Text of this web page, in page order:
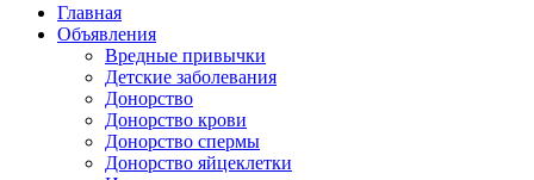
Главная
Объявления
Вредные привычки
Детские заболевания
Донорство
Донорство крови
Донорство спермы
Донорство яйцеклетки